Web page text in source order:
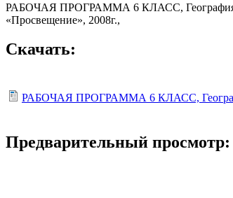
РАБОЧАЯ ПРОГРАММА 6 КЛАСС, География.
«Просвещение», 2008г.,
Скачать:
РАБОЧАЯ ПРОГРАММА 6 КЛАСС,
Предварительный просмотр: